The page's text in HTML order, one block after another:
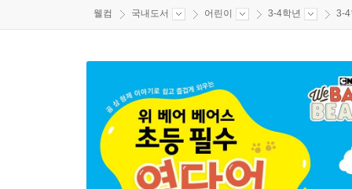
웰컴 국내도서 어린이 3-4학년 3-4